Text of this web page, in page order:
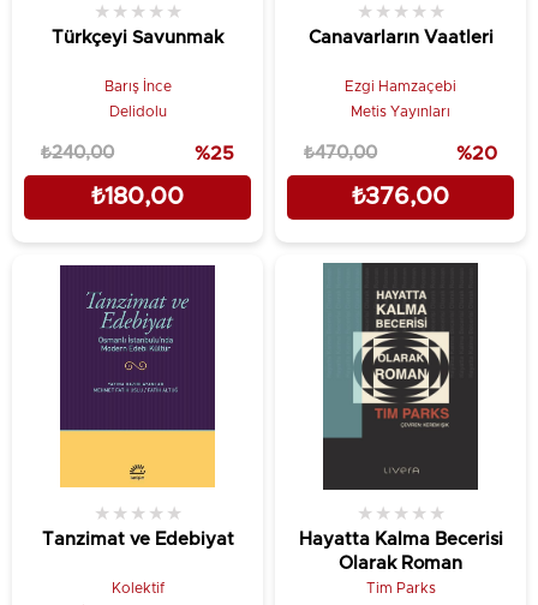
Türkçeyi Savunmak
★ ★ ★ ★ ★
Barış İnce
Delidolu
₺180,00
₺240,00 %25
Canavarların Vaatleri
★ ★ ★ ★ ★
Ezgi Hamzaçebi
Metis Yayınları
₺376,00
₺470,00 %20
Tanzimat ve Edebiyat
★ ★ ★ ★ ★
Kolektif
Hayatta Kalma Becerisi
Olarak Roman
★ ★ ★ ★ ★
Tim Parks